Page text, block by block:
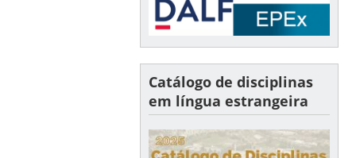
Catálogo de disciplinas
em língua estrangeira